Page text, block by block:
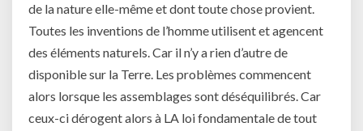
de la nature elle-même et dont toute chose provient.
Toutes les inventions de l’homme utilisent et agencent
des éléments naturels. Car il n’y a rien d’autre de
disponible sur la Terre. Les problèmes commencent
alors lorsque les assemblages sont déséquilibrés. Car
ceux-ci dérogent alors à LA loi fondamentale de tout